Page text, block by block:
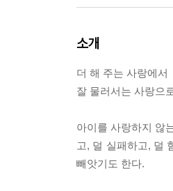
소개
더 해 주는 사랑에서
잘 물러서는 사랑으
아이를 사랑하지 않
고, 덜 실패하고, 덜
빼앗기도 한다.